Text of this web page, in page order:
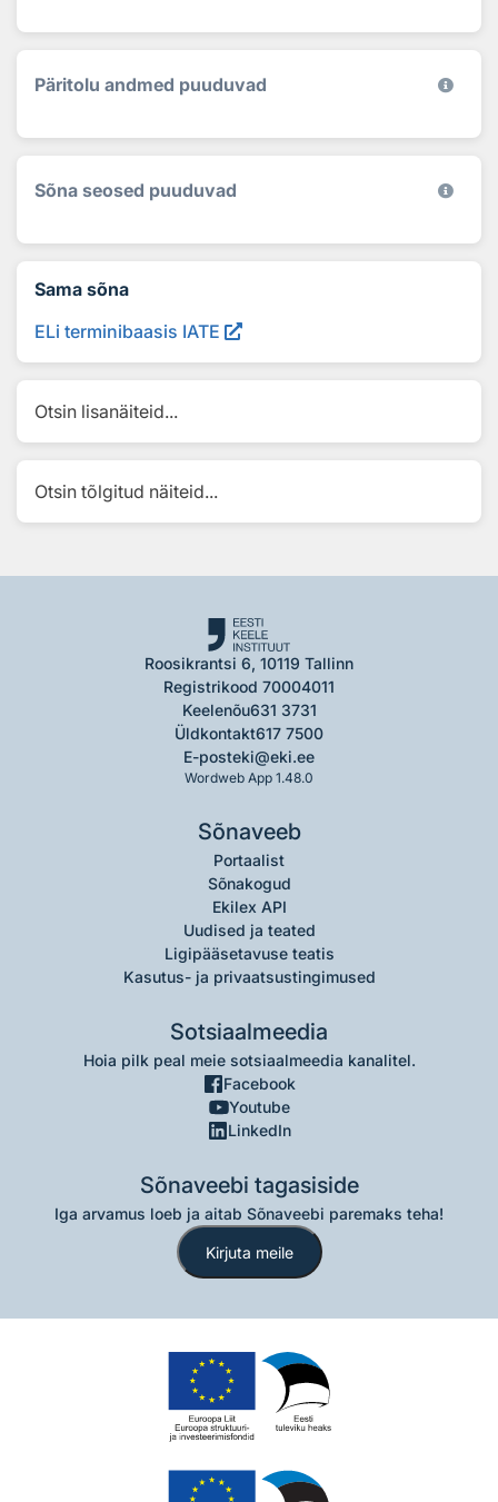
Päritolu andmed puuduvad
Sõna seosed puuduvad
Sama sõna
ELi terminibaasis IATE
Otsin lisanäiteid...
Otsin tõlgitud näiteid...
Roosikrantsi 6, 10119 Tallinn
Registrikood 70004011
Keelenõu631 3731
Üldkontakt617 7500
E-posteki@eki.ee
Wordweb App 1.48.0
Sõnaveeb
Portaalist
Sõnakogud
Ekilex API
Uudised ja teated
Ligipääsetavuse teatis
Kasutus- ja privaatsustingimused
Sotsiaalmeedia
Hoia pilk peal meie sotsiaalmeedia kanalitel.
Facebook
Youtube
LinkedIn
Sõnaveebi tagasiside
Iga arvamus loeb ja aitab Sõnaveebi paremaks teha!
Kirjuta meile